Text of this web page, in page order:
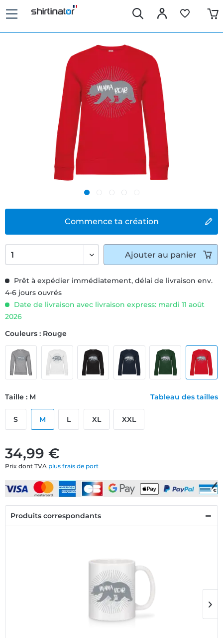
Commence ta création
34,99 €
Prix dont TVA plus frais de port
Prêt à expédier immédiatement, délai de livraison env.
4-6 jours ouvrés
Date de livraison avec livraison express: mardi 11 août
2026
Couleurs : Rouge
Taille : M Tableau des tailles
S M L XL XXL
Ajouter au panier
Produits correspondants